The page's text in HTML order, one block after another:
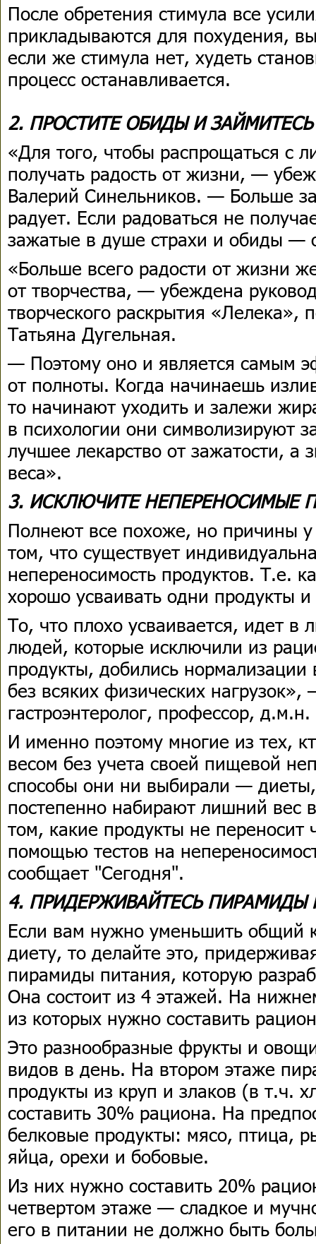
После обретения стимула все
прикладываются для похудения,
если же стимула нет, худеть
процесс останавливается.
2. ПРОСТИТЕ ОБИДЫ И
«Для того, чтобы распрощаться с
получать радость от жизни, —
Валерий Синельников. — Больше
радует. Если радоваться не
зажатые в душе страхи и обиды —
«Больше всего радости от жизни
от творчества, — убеждена
творческого раскрытия «Лелека»,
Татьяна Дугельная.
— Поэтому оно и является самым
от полноты. Когда начинаешь
то начинают уходить и залежи
в психологии они символизируют
лучшее лекарство от зажатости, а
веса».
3. ИСКЛЮЧИТЕ НЕПЕРЕНОСИМЫЕ
Полнеют все похоже, но причины
том, что существует
непереносимость продуктов. Т.е.
хорошо усваивать одни продукты
То, что плохо усваивается, идет
людей, которые исключили из
продукты, добились нормализации
без всяких физических нагрузок»,
гастроэнтеролог, профессор,
И именно поэтому многие из тех,
весом без учета своей пищевой
способы они ни выбирали —
постепенно набирают лишний вес
том, какие продукты не переносит
помощью тестов на
сообщает "Сегодня".
4. ПРИДЕРЖИВАЙТЕСЬ ПИРАМИДЫ
Если вам нужно уменьшить общий
диету, то делайте это,
пирамиды питания, которую
Она состоит из 4 этажей. На
из которых нужно составить
Это разнообразные фрукты и
видов в день. На втором этаже
продукты из круп и злаков (в т.ч.
составить 30% рациона. На
белковые продукты: мясо, птица,
яйца, орехи и бобовые.
Из них нужно составить 20%
четвертом этаже — сладкое и
его в питании не должно быть